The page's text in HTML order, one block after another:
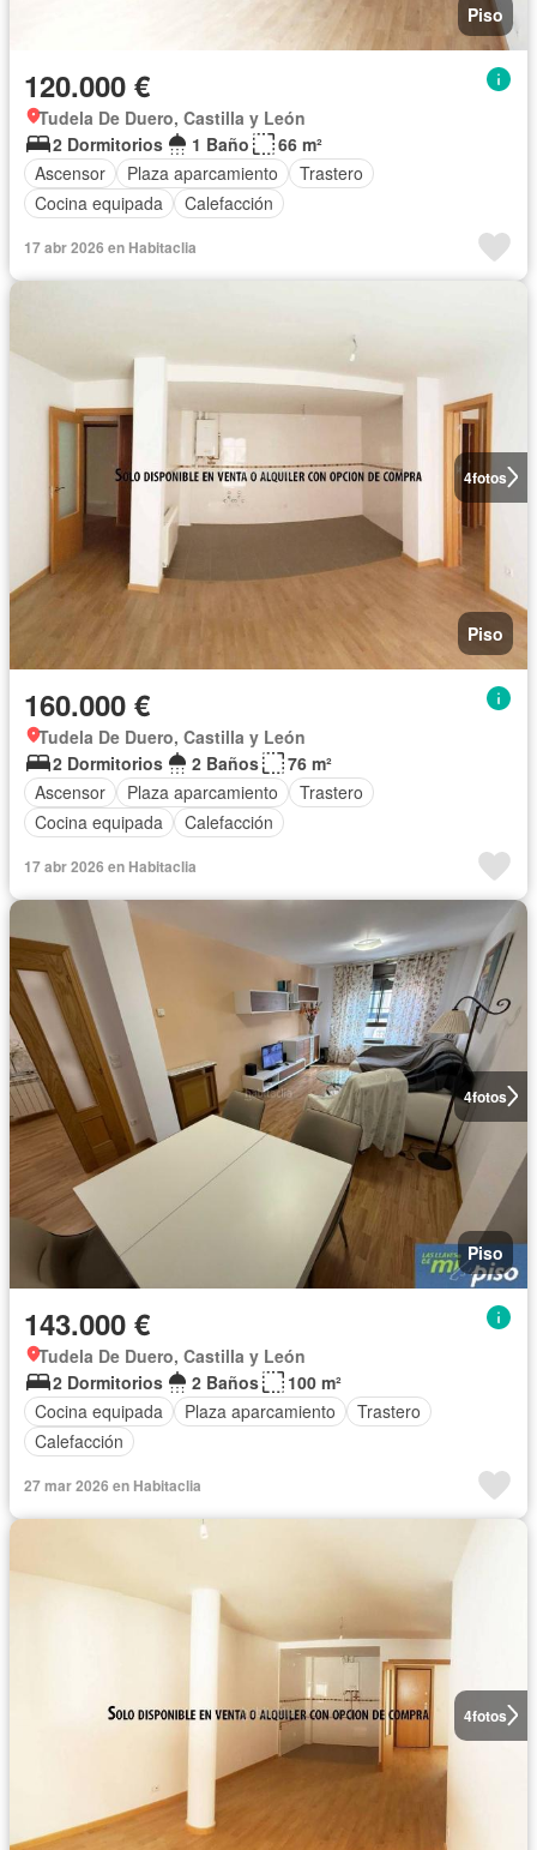
Piso
120.000 €
Tudela De Duero, Castilla y León
2 Dormitorios
1 Baño
66 m²
Ascensor
Plaza aparcamiento
Trastero
Cocina equipada
Calefacción
17 abr 2026 en Habitaclia
4fotos
Piso
160.000 €
Tudela De Duero, Castilla y León
2 Dormitorios
2 Baños
76 m²
Ascensor
Plaza aparcamiento
Trastero
Cocina equipada
Calefacción
17 abr 2026 en Habitaclia
4fotos
Piso
143.000 €
Tudela De Duero, Castilla y León
2 Dormitorios
2 Baños
100 m²
Cocina equipada
Plaza aparcamiento
Trastero
Calefacción
27 mar 2026 en Habitaclia
4fotos